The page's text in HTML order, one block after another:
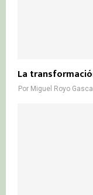
La
Por Miguel Royo Gasca